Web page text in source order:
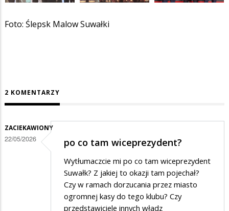
Foto: Ślepsk Malow Suwałki
2 KOMENTARZY
ZACIEKAWIONY
22/05/2026 po co tam wiceprezydent?
Wytłumaczcie mi po co tam wiceprezydent
Suwałk? Z jakiej to okazji tam pojechał?
Czy w ramach dorzucania przez miasto
ogromnej kasy do tego klubu? Czy
przedstawiciele innych władz